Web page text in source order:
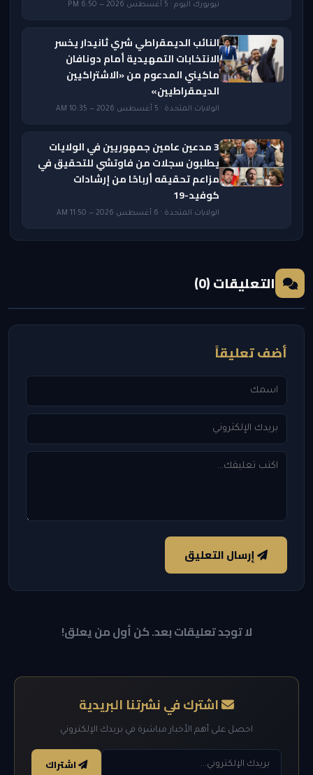
نيويورك اليوم · 5 أغسطس 2026 — 6:50 PM
النائب الديمقراطي شري ثانيدار يخسر
الانتخابات التمهيدية أمام دونافان
ماكيني المدعوم من «الاشتراكيين
الديمقراطيين»
الولايات المتحدة · 5 أغسطس 2026 — 10:35 AM
3 مدعين عامين جمهوريين في الولايات
يطلبون سجلات من فاوتشي للتحقيق في
مزاعم تحقيقه أرباحًا من إرشادات
كوفيد-19
الولايات المتحدة · 6 أغسطس 2026 — 11:50 AM
التعليقات (0)
أضف تعليقاً
إرسال التعليق
لا توجد تعليقات بعد. كن أول من يعلق!
اشترك في نشرتنا البريدية
احصل على أهم الأخبار مباشرة في بريدك الإلكتروني
اشتراك